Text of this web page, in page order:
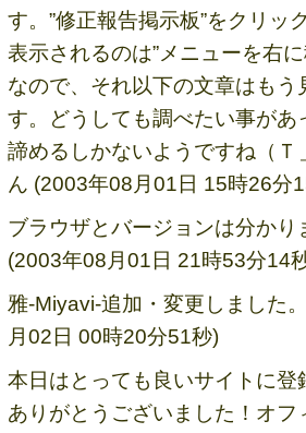
す。”修正報告掲示板”をクリッ
表示されるのは”メニューを右
なので、それ以下の文章はもう
す。どうしても調べたい事があ
諦めるしかないようですね（Ｔ
ん (2003年08月01日 15時26分
ブラウザとバージョンは分かり
(2003年08月01日 21時53分14
雅-Miyavi-追加・変更しました
月02日 00時20分51秒)
本日はとっても良いサイトに登
ありがとうございました！オフ